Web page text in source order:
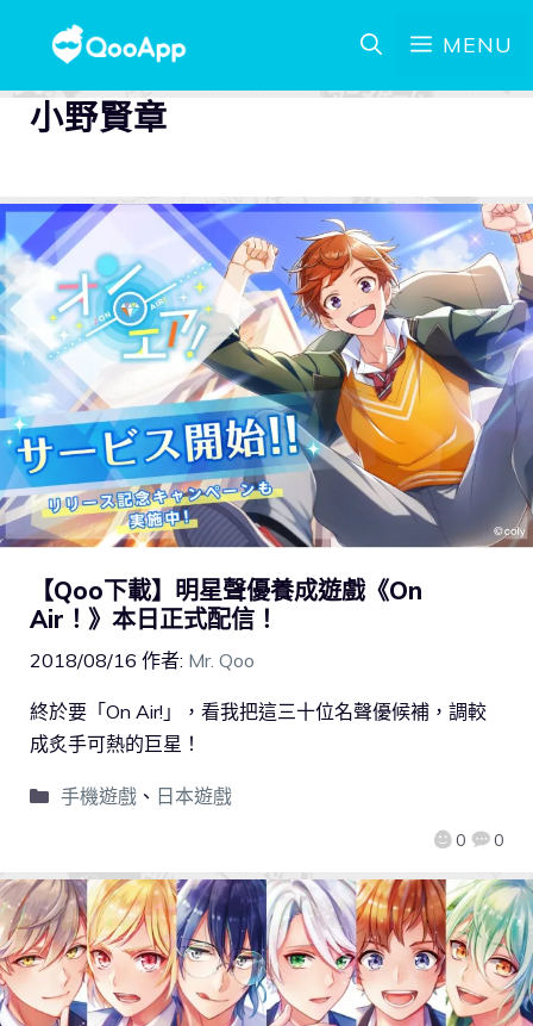
MENU
小野賢章
【Qoo下載】明星聲優養成遊戲《On
Air！》本日正式配信！
2018/08/16 作者: Mr. Qoo
0 0
終於要「On Air!」，看我把這三十位名聲優候補，調較
成炙手可熱的巨星！
手機遊戲、 日本遊戲